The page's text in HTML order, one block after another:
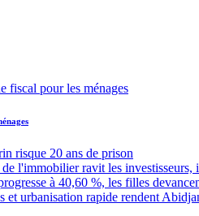
risque 20 ans de prison
l'immobilier ravit les investisseurs,
à 40,60 %, les filles
et urbanisation rapide rendent